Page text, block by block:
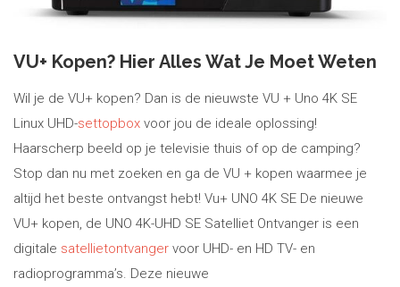
VU+ Kopen? Hier Alles Wat Je Moet Weten
Wil je de VU+ kopen? Dan is de nieuwste VU + Uno 4K SE
Linux UHD-settopbox voor jou de ideale oplossing!
Haarscherp beeld op je televisie thuis of op de camping?
Stop dan nu met zoeken en ga de VU + kopen waarmee je
altijd het beste ontvangst hebt! Vu+ UNO 4K SE De nieuwe
VU+ kopen, de UNO 4K-UHD SE Satelliet Ontvanger is een
digitale satellietontvanger voor UHD- en HD TV- en
radioprogramma’s. Deze nieuwe